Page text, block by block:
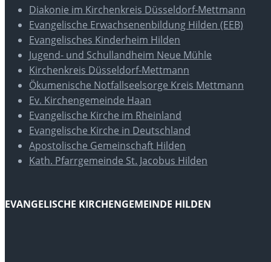
Diakonie im Kirchenkreis Düsseldorf-Mettmann
Evangelische Erwachsenenbildung Hilden (EEB)
Evangelisches Kinderheim Hilden
Jugend- und Schullandheim Neue Mühle
Kirchenkreis Düsseldorf-Mettmann
Ökumenische Notfallseelsorge Kreis Mettmann
Ev. Kirchengemeinde Haan
Evangelische Kirche im Rheinland
Evangelische Kirche in Deutschland
Apostolische Gemeinschaft Hilden
Kath. Pfarrgemeinde St. Jacobus Hilden
EVANGELISCHE KIRCHENGEMEINDE HILDEN